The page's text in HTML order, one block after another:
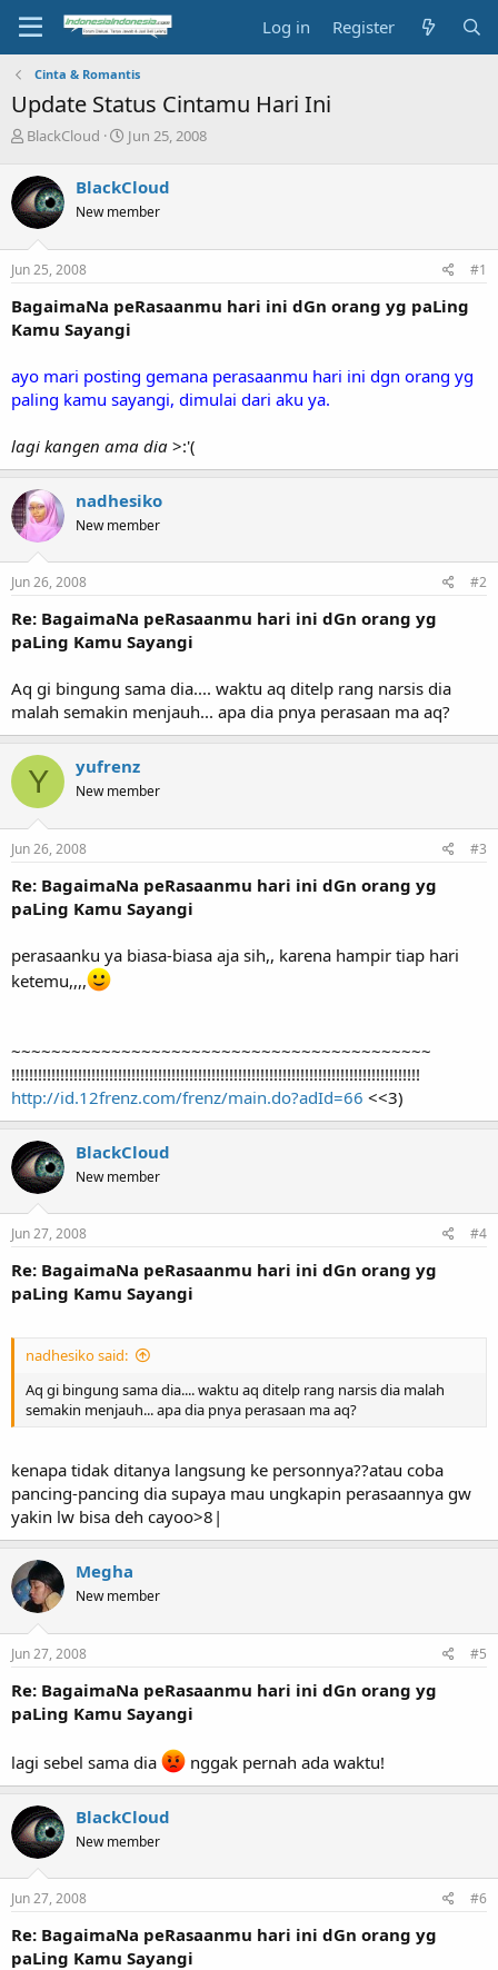
Log in Register
Cinta & Romantis
Update Status Cintamu Hari Ini
T
r
e
a
d
s
t
r
t
r
BlackCloud
S
r
t
a
Jun 25, 2008
BlackCloud
New member
Jun 25, 2008 #1
BagaimaNa peRasaanmu hari ini dGn orang yg paLing
Kamu Sayangi
ayo mari posting gemana perasaanmu hari ini dgn orang yg
paling kamu sayangi, dimulai dari aku ya.
lagi kangen ama dia >:'(
nadhesiko
New member
Jun 26, 2008 #2
Re: BagaimaNa peRasaanmu hari ini dGn orang yg
paLing Kamu Sayangi
Aq gi bingung sama dia.... waktu aq ditelp rang narsis dia
malah semakin menjauh... apa dia pnya perasaan ma aq?
Y yufrenz
New member
Jun 26, 2008 #3
Re: BagaimaNa peRasaanmu hari ini dGn orang yg
paLing Kamu Sayangi
perasaanku ya biasa-biasa aja sih,, karena hampir tiap hari
ketemu,,,,
~~~~~~~~~~~~~~~~~~~~~~~~~~~~~~~~~~~~~~~~~~
!!!!!!!!!!!!!!!!!!!!!!!!!!!!!!!!!!!!!!!!!!!!!!!!!!!!!!!!!!!!!!!!!!!!!!!!!!!!!!!!!!!!!!!!!!!!
http://id.12frenz.com/frenz/main.do?adId=66 <<3)
BlackCloud
New member
Jun 27, 2008 #4
Re: BagaimaNa peRasaanmu hari ini dGn orang yg
paLing Kamu Sayangi
nadhesiko said:
Aq gi bingung sama dia.... waktu aq ditelp rang narsis dia malah
semakin menjauh... apa dia pnya perasaan ma aq?
kenapa tidak ditanya langsung ke personnya??atau coba
pancing-pancing dia supaya mau ungkapin perasaannya gw
yakin lw bisa deh cayoo>8|
Megha
New member
Jun 27, 2008 #5
Re: BagaimaNa peRasaanmu hari ini dGn orang yg
paLing Kamu Sayangi
lagi sebel sama dia nggak pernah ada waktu!
BlackCloud
New member
Jun 27, 2008 #6
Re: BagaimaNa peRasaanmu hari ini dGn orang yg
paLing Kamu Sayangi